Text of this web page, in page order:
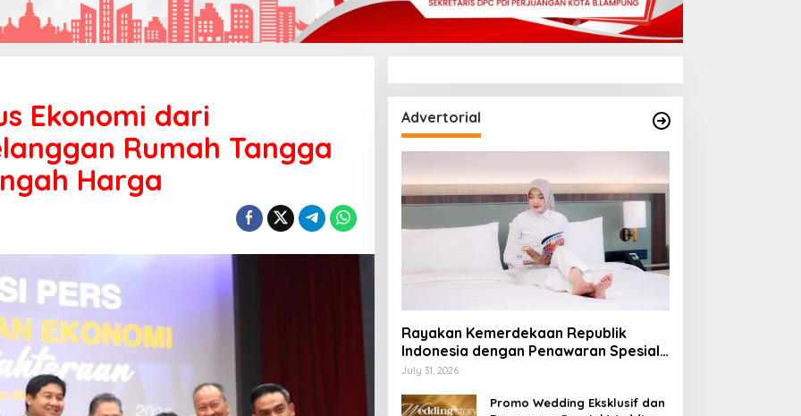
Ekonomi dari
Rumah Tangga
Harga
Advertorial
Rayakan Kemerdekaan Republik
Indonesia dengan Penawaran Spesial
Freedom to Relax di Holiday Inn
July 31, 2026
Promo Wedding Eksklusif dan